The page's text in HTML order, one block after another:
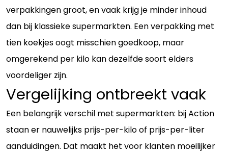
verpakkingen groot, en vaak krijg je minder inhoud
dan bij klassieke supermarkten. Een verpakking met
tien koekjes oogt misschien goedkoop, maar
omgerekend per kilo kan dezelfde soort elders
voordeliger zijn.
Vergelijking ontbreekt vaak
Een belangrijk verschil met supermarkten: bij Action
staan er nauwelijks prijs-per-kilo of prijs-per-liter
aanduidingen. Dat maakt het voor klanten moeilijker